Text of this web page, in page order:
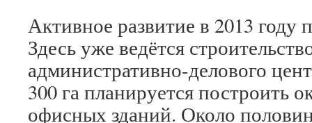
Активное развитие в 2013 году
Здесь уже ведётся
административно-делового
300 га планируется построить
офисных зданий. Около